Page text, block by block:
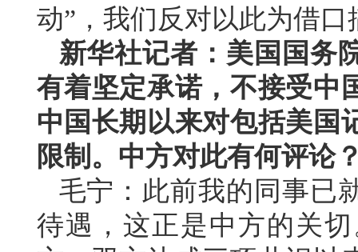
动”，我们反对以此为借口
新华社记者：美国国务
有着坚定承诺，不接受中
中国长期以来对包括美国
限制。中方对此有何评论
毛宁：此前我的同事已
待遇，这正是中方的关